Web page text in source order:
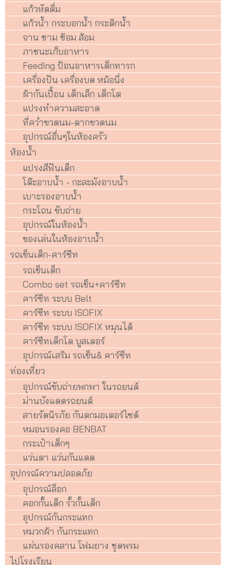
แก้วหัดดื่ม
แก้วน้ำ กระบอกน้ำ กระติกน้ำ
จาน ชาม ช้อม ส้อม
ภาชนะเก็บอาหาร
Feeding ป้อนอาหารเด็กทารก
เครื่องปัน เครื่องบด หม้อนึ่ง
ผ้ากันเปื้อน เด็กเล็ก เด็กโต
แปรงทำความสะอาด
ที่คว่ำขวดนม-ตากขวดนม
อุปกรณ์อื่นๆในห้องครัว
ห้องน้ำ
แปรงสีฟันเด็ก
โต๊ะอาบน้ำ - กะละมังอาบน้ำ
เบาะรองอาบน้ำ
กระโถน ขับถ่าย
อุปกรณ์ในห้องน้ำ
ของเล่นในห้องอาบน้ำ
รถเข็นเด็ก-คาร์ซีท
รถเข็นเด็ก
Combo set รถเข็น+คาร์ซีท
คาร์ซีท ระบบ Belt
คาร์ซีท ระบบ ISOFIX
คาร์ซีท ระบบ ISOFIX หมุนได้
คาร์ซีทเด็กโต บูสเตอร์
อุปกรณ์เสริม รถเข็น& คาร์ซีท
ท่องเที่ยว
อุปกรณ์ขับถ่ายพกพา ในรถยนต์
ม่านบังแดดรถยนต์
สายรัดนิรภัย กันตกมอเตอร์ไซด์
หมอนรองคอ BENBAT
กระเป๋าเด็กๆ
แว่นตา แว่นกันแดด
อุปกรณ์ความปลอดภัย
อุปกรณ์ล็อก
คอกกั้นเด็ก รั้วกั้นเด็ก
อุปกรณ์กันกระแทก
หมวกผ้า กันกระแทก
แผ่นรองคลาน โฟมยาง ชุดพรม
ไปโรงเรียน